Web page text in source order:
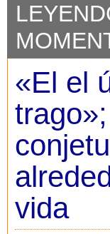
«El el
vida